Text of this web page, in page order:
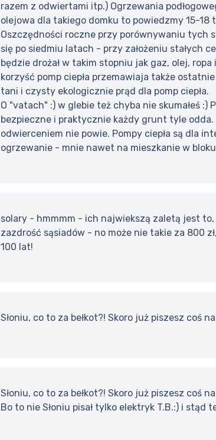
razem z odwiertami itp.) Ogrzewania
olejowa dla takiego domku to powiedzmy 15-18
Oszczędności roczne przy porównywaniu tych
się po siedmiu latach - przy założeniu stałych
będzie drożał w takim stopniu jak gaz, olej,
korzyść pomp ciepła przemawiaja także
tani i czysty ekologicznie prąd dla pomp ciepła.
O "vatach" :) w glebie też chyba nie skumałeś
bezpieczne i praktycznie każdy grunt tyle
odwierceniem nie powie. Pompy ciepła są dla
ogrzewanie - mnie nawet na mieszkanie w
solary - hmmmm - ich najwiekszą zaletą jest
zazdrość sąsiadów - no może nie takie za 800
100 lat!
Słoniu, co to za bełkot?! Skoro już piszesz coś
Słoniu, co to za bełkot?! Skoro już piszesz coś
Bo to nie Słoniu pisał tylko elektryk T.B.:) i stąd